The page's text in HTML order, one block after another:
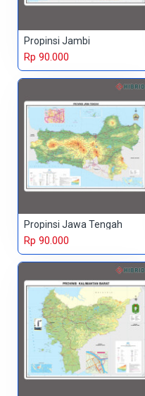
Propinsi Jambi
Rp 90.000
Propinsi Jawa Tengah
Rp 90.000